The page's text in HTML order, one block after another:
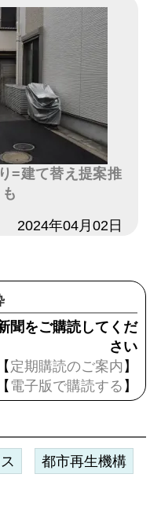
=建て替え提案推
2024年04月02日
聞をご購読してくだ
さい
定期購読のご案内 】
電子版で購読する 】
都市再生機構